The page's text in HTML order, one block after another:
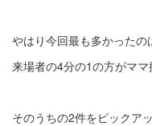
やはり今回最も多かったの
来場者の4分の1の方がママ
そのうちの2件をピックア